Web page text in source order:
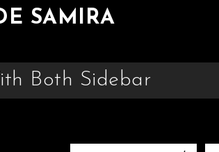
SAMIRA
Both Sidebar